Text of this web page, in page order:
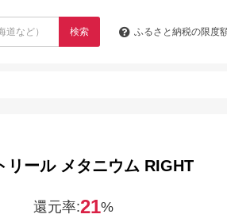
検索 ふるさと納税の限度
リール メタニウム RIGHT
還元率:21%